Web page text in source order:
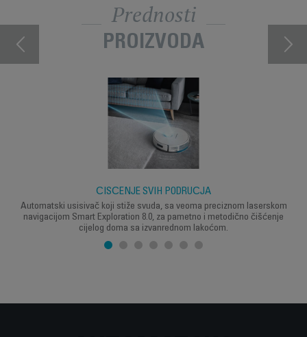
Prednosti
PROIZVODA
ČIŠĆENJE SVIH PODRUČJA
Automatski usisivač koji stiže svuda, sa veoma preciznom laserskom
navigacijom Smart Exploration 8.0, za pametno i metodično čišćenje
cijelog doma sa izvanrednom lakoćom.